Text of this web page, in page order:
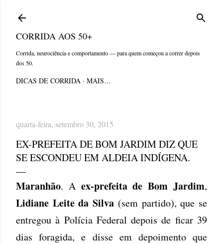
CORRIDA AOS 50+
Corrida, neurociência e comportamento — para quem começou a correr depois
dos 50.
DICAS DE CORRIDA MAIS…
quarta-feira, setembro 30, 2015
EX-PREFEITA DE BOM JARDIM DIZ QUE
SE ESCONDEU EM ALDEIA INDÍGENA.
Maranhão. A ex-prefeita de Bom Jardim,
Lidiane Leite da Silva (sem partido), que se
entregou à Polícia Federal depois de ficar 39
dias foragida, e disse em depoimento que